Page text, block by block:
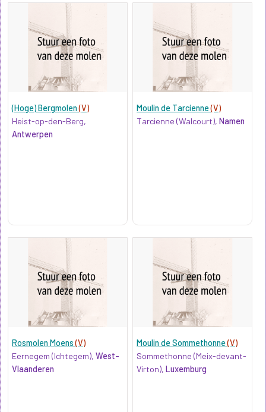
(Hoge) Bergmolen(V)
Heist-op-den-Berg,
Antwerpen
Moulin de Tarcienne(V)
Tarcienne (Walcourt),Namen
Rosmolen Moens(V)
Eernegem (Ichtegem), West-
Vlaanderen
Moulin de Sommethonne(V)
Sommethonne (Meix-devant-
Virton),Luxemburg